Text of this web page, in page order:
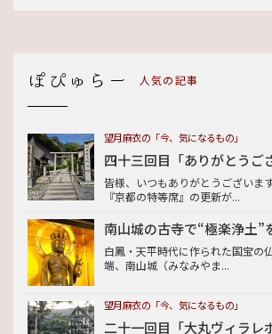
人気の記事
望月麻衣の「今、気になるもの」
四十三回目「ありがとうご
皆様、いつもありがとうございま
『京都の特等席』の更新が...
南山城の古寺で“極楽浄土”
白鳳・天平時代に作られた国宝の
端、南山城（みなみやま...
望月麻衣の「今、気になるもの」
二十一回目「大丸ヴィラレ